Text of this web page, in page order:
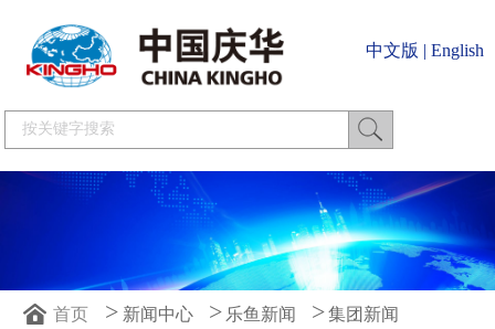
中文版 | English
首页 > 新闻中心 > 乐鱼新闻 > 集团新闻